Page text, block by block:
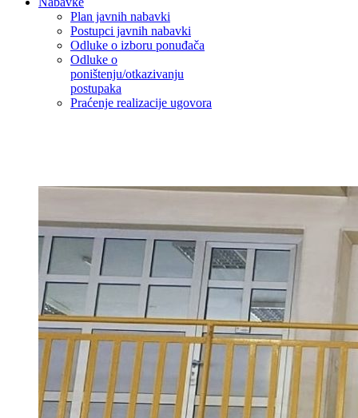
Plan javnih nabavki
Postupci javnih nabavki
Odluke o izboru ponuđača
Odluke o
poništenju/otkazivanju
postupaka
Praćenje realizacije ugovora